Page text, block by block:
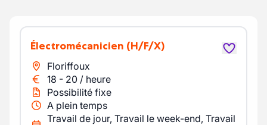
Électromécanicien (H/F/X)
Floriffoux
18 - 20 / heure
Possibilité fixe
A plein temps
Travail de jour, Travail le week-end, Travail